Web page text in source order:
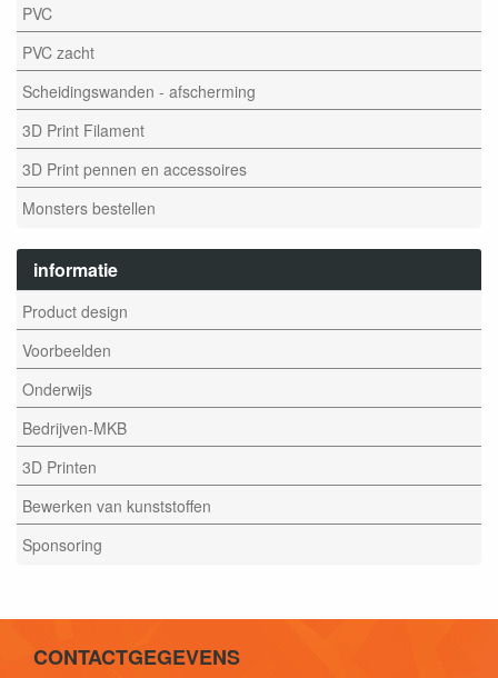
PVC
PVC zacht
Scheidingswanden - afscherming
3D Print Filament
3D Print pennen en accessoires
Monsters bestellen
informatie
Product design
Voorbeelden
Onderwijs
Bedrijven-MKB
3D Printen
Bewerken van kunststoffen
Sponsoring
CONTACTGEGEVENS